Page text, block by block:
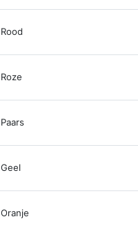
Rood
Roze
Paars
Geel
Oranje